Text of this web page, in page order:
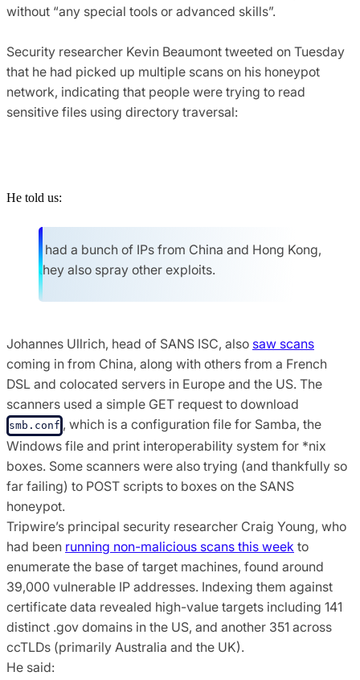
without “any special tools or advanced skills”.
Security researcher Kevin Beaumont tweeted on Tuesday
that he had picked up multiple scans on his honeypot
network, indicating that people were trying to read
sensitive files using directory traversal:
He told us:
I had a bunch of IPs from China and Hong Kong,
they also spray other exploits.
Johannes Ullrich, head of SANS ISC, also saw scans
coming in from China, along with others from a French
DSL and colocated servers in Europe and the US. The
scanners used a simple GET request to download
smb.conf , which is a configuration file for Samba, the
Windows file and print interoperability system for *nix
boxes. Some scanners were also trying (and thankfully so
far failing) to POST scripts to boxes on the SANS
honeypot.
Tripwire’s principal security researcher Craig Young, who
had been running non-malicious scans this week to
enumerate the base of target machines, found around
39,000 vulnerable IP addresses. Indexing them against
certificate data revealed high-value targets including 141
distinct .gov domains in the US, and another 351 across
ccTLDs (primarily Australia and the UK).
He said: